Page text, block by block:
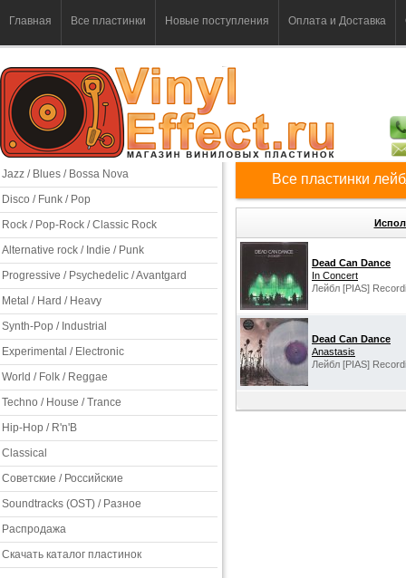
Главная Все пластинки Новые поступления Оплата и Доставка
Jazz / Blues / Bossa Nova
Disco / Funk / Pop
Rock / Pop-Rock / Classic Rock
Alternative rock / Indie / Punk
Progressive / Psychedelic / Avantgard
Metal / Hard / Heavy
Synth-Pop / Industrial
Experimental / Electronic
World / Folk / Reggae
Techno / House / Trance
Hip-Hop / R'n'B
Classical
Советские / Российские
Soundtracks (OST) / Разное
Распродажа
Скачать каталог пластинок
Все пластинки
Dead Can Dance
In Concert
Лейбл [PIAS]
Dead Can Dance
Anastasis
Лейбл [PIAS]